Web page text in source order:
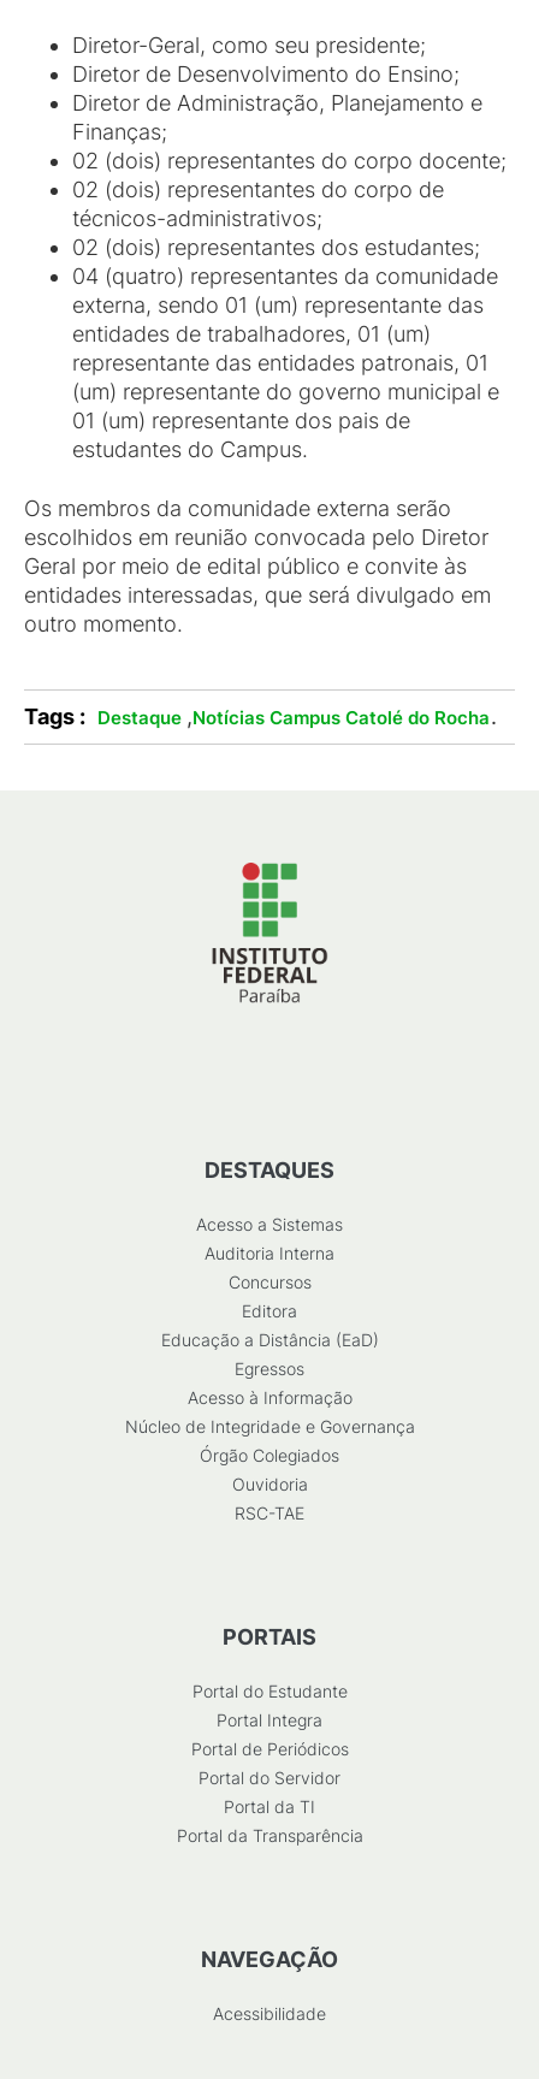
Diretor-Geral, como seu presidente;
Diretor de Desenvolvimento do Ensino;
Diretor de Administração, Planejamento e
Finanças;
02 (dois) representantes do corpo docente;
02 (dois) representantes do corpo de
técnicos-administrativos;
02 (dois) representantes dos estudantes;
04 (quatro) representantes da comunidade
externa, sendo 01 (um) representante das
entidades de trabalhadores, 01 (um)
representante das entidades patronais, 01
(um) representante do governo municipal e
01 (um) representante dos pais de
estudantes do Campus.
Os membros da comunidade externa serão
escolhidos em reunião convocada pelo Diretor
Geral por meio de edital público e convite às
entidades interessadas, que será divulgado em
outro momento.
Tags : Destaque ,Notícias Campus Catolé do Rocha.
DESTAQUES
Acesso a Sistemas
Auditoria Interna
Concursos
Editora
Educação a Distância (EaD)
Egressos
Acesso à Informação
Núcleo de Integridade e Governança
Órgão Colegiados
Ouvidoria
RSC-TAE
PORTAIS
Portal do Estudante
Portal Integra
Portal de Periódicos
Portal do Servidor
Portal da TI
Portal da Transparência
NAVEGAÇÃO
Acessibilidade